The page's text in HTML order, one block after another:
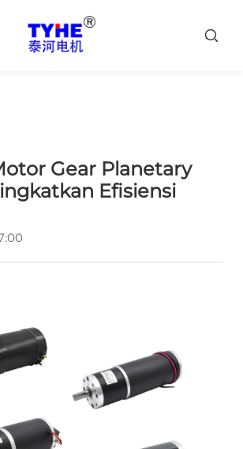
Gear Planetary
Efisiensi